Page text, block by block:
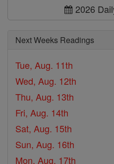
2026
Next Weeks Readings
Tue, Aug. 11th
Wed, Aug. 12th
Thu, Aug. 13th
Fri, Aug. 14th
Sat, Aug. 15th
Sun, Aug. 16th
Mon, Aug. 17th